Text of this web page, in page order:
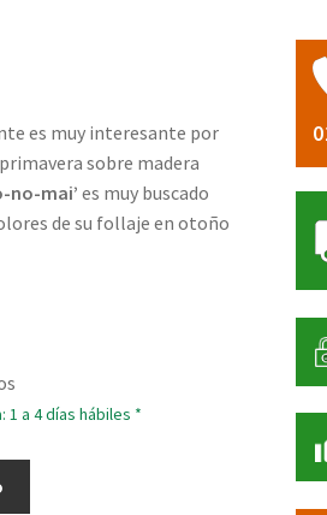
es muy interesante por
sobre madera
no-mai’es muy buscado
de su follaje en otoño
1 a 4 días hábiles *